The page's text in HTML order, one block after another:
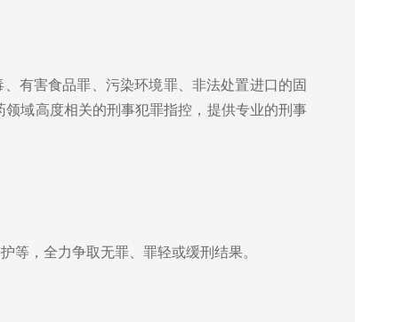
有害食品罪、污染环境罪、非法处置进口的固
域高度相关的刑事犯罪指控，提供专业的刑事
等，全力争取无罪、罪轻或缓刑结果。